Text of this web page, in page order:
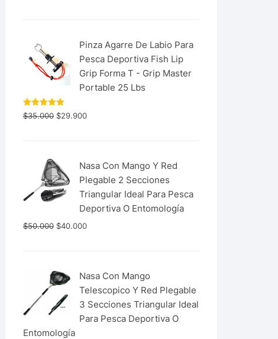
Pinza Agarre De Labio Para
Pesca Deportiva Fish Lip
Grip Forma T - Grip Master
Portable 25 Lbs
Valorado
con 5.00
$35.000 $29.900
Nasa Con Mango Y Red
Plegable 2 Secciones
Triangular Ideal Para Pesca
Deportiva O Entomología
$50.000 $40.000
Nasa Con Mango
Telescopico Y Red Plegable
3 Secciones Triangular Ideal
Para Pesca Deportiva O
Entomología